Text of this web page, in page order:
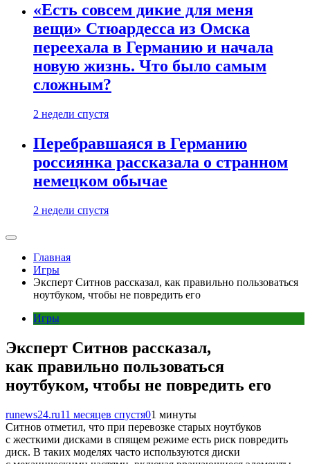
«Есть совсем дикие для меня
вещи» Стюардесса из Омска
переехала в Германию и начала
новую жизнь. Что было самым
сложным?
2 недели спустя
Перебравшаяся в Германию
россиянка рассказала о странном
немецком обычае
2 недели спустя
Главная
Игры
Эксперт Ситнов рассказал, как правильно пользоваться
ноутбуком, чтобы не повредить его
Игры
Эксперт Ситнов рассказал,
как правильно пользоваться
ноутбуком, чтобы не повредить его
runews24.ru11 месяцев спустя01 минуты
Ситнов отметил, что при перевозке старых ноутбуков
с жесткими дисками в спящем режиме есть риск повредить
диск. В таких моделях часто используются диски